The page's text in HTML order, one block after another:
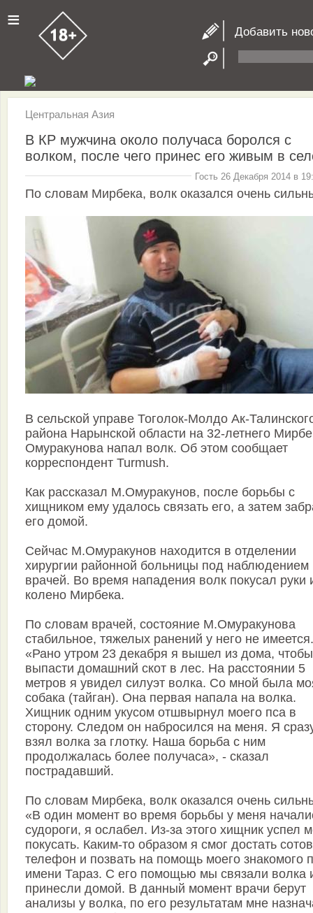
≡ Добавить
Центральная Азия
В КР мужчина около получаса боролся с
волком, после чего принес его живым в
Гость 26 Декабря 2014 в
По словам Мирбека, волк оказался очень
В сельской управе Тоголок-Молдо Ак-
района Нарынской области на 32-летнего
Омуракунова напал волк. Об этом сообщает
корреспондент Turmush.
Как рассказал М.Омуракунов, после борьбы с
хищником ему удалось связать его, а затем
его домой.
Сейчас М.Омуракунов находится в отделении
хирургии районной больницы под наблюдением
врачей. Во время нападения волк покусал руки
колено Мирбека.
По словам врачей, состояние М.Омуракунова
стабильное, тяжелых ранений у него не имеется.
«Рано утром 23 декабря я вышел из дома, чтобы
выпасти домашний скот в лес. На расстоянии 5
метров я увидел силуэт волка. Со мной была
собака (тайган). Она первая напала на волка.
Хищник одним укусом отшвырнул моего пса в
сторону. Следом он набросился на меня. Я
взял волка за глотку. Наша борьба с ним
продолжалась более получаса», - сказал
пострадавший.
По словам Мирбека, волк оказался очень
«В один момент во время борьбы у меня
судороги, я ослабел. Из-за этого хищник успел
покусать. Каким-то образом я смог достать
телефон и позвать на помощь моего знакомого
имени Тараз. С его помощью мы связали волка
принесли домой. В данный момент врачи берут
анализы у волка, по его результатам мне